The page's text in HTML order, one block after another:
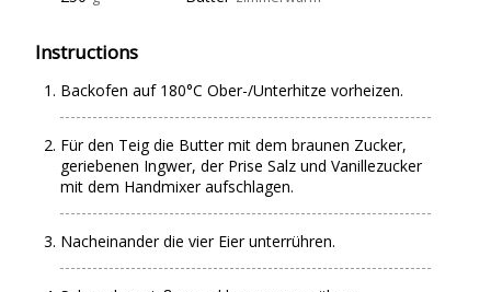
Instructions
Backofen auf 180°C Ober-/Unterhitze vorheizen.
Für den Teig die Butter mit dem braunen Zucker,
geriebenen Ingwer, der Prise Salz und Vanillezucker
mit dem Handmixer aufschlagen.
Nacheinander die vier Eier unterrühren.